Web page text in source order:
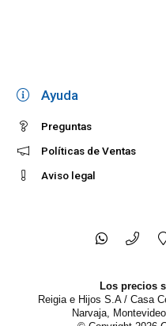
Ayuda
Preguntas
Políticas de Ventas
Aviso legal
Los precios
Reigia e Hijos S.A / Casa
Narvaja,